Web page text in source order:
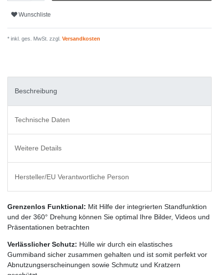
Wunschliste
* inkl. ges. MwSt. zzgl. Versandkosten
Beschreibung
Technische Daten
Weitere Details
Hersteller/EU Verantwortliche Person
Grenzenlos Funktional: Mit Hilfe der integrierten Standfunktion
und der 360° Drehung können Sie optimal Ihre Bilder, Videos und
Präsentationen betrachten
Verlässlicher Schutz: Hülle wir durch ein elastisches
Gummiband sicher zusammen gehalten und ist somit perfekt vor
Abnutzungserscheinungen sowie Schmutz und Kratzern